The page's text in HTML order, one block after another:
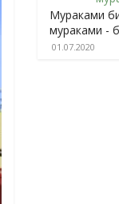
Мураками
мураками -
01.07.2020